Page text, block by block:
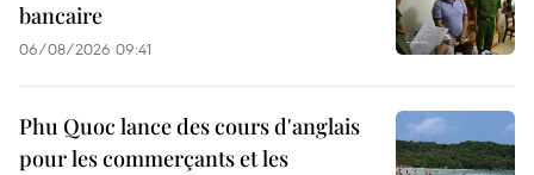
bancaire
06/08/2026 09:41
Phu Quoc lance des cours d'anglais
pour les commerçants et les